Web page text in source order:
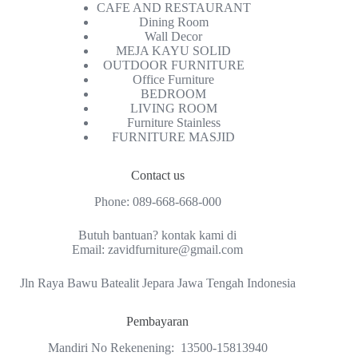
CAFE AND RESTAURANT
Dining Room
Wall Decor
MEJA KAYU SOLID
OUTDOOR FURNITURE
Office Furniture
BEDROOM
LIVING ROOM
Furniture Stainless
FURNITURE MASJID
Contact us
Phone: 089-668-668-000
Butuh bantuan? kontak kami di
Email:zavidfurniture@gmail.com
Jln Raya Bawu Batealit Jepara Jawa Tengah Indonesia
Pembayaran
Mandiri No Rekenening: 13500-15813940